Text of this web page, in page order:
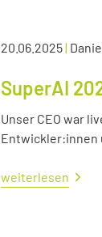
20.06.2025|
SuperAI
Unser CEO war
Entwickler:innen
weiterlesen